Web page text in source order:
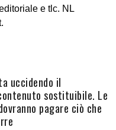
e tlc. NL
uccidendo il
sostituibile. Le
pagare ciò che